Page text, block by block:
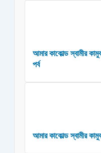
আমার কাকোল্ড স্বামীর
পর্ব
আমার কাকোল্ড স্বামীর